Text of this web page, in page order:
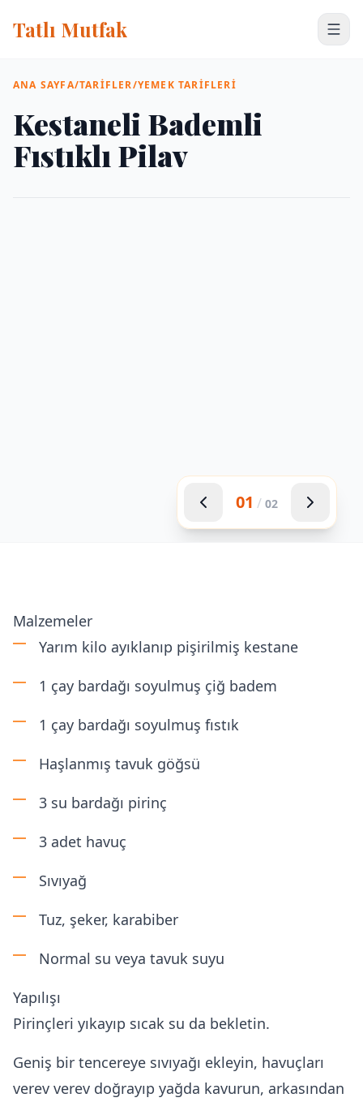
Tatlı Mutfak
ANA SAYFA/TARIFLER/YEMEK TARIFLERI
Kestaneli Bademli
Fıstıklı Pilav
01 / 02
Malzemeler
Yarım kilo ayıklanıp pişirilmiş kestane
1 çay bardağı soyulmuş çiğ badem
1 çay bardağı soyulmuş fıstık
Haşlanmış tavuk göğsü
3 su bardağı pirinç
3 adet havuç
Sıvıyağ
Tuz, şeker, karabiber
Normal su veya tavuk suyu
Yapılışı
Pirinçleri yıkayıp sıcak su da bekletin.
Geniş bir tencereye sıvıyağı ekleyin, havuçları
verev verev doğrayıp yağda kavurun, arkasından